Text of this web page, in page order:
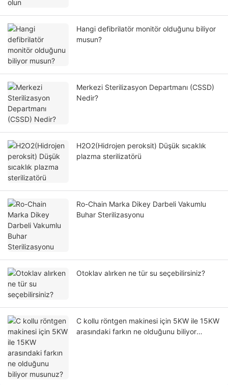
Hangi defibrilatör monitör olduğunu biliyor
musun?
Merkezi Sterilizasyon Departmanı (CSSD)
Nedir?
H2O2(Hidrojen peroksit) Düşük sıcaklık
plazma sterilizatörü
Ro-Chain Marka Dikey Darbeli Vakumlu
Buhar Sterilizasyonu
Otoklav alırken ne tür su seçebilirsiniz?
C kollu röntgen makinesi için 5KW ile 15KW
arasındaki farkın ne olduğunu biliyor